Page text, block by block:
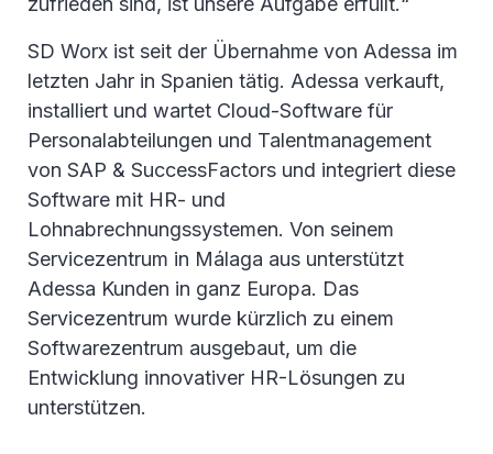
SD Worx ist seit der Übernahme von Adessa im
letzten Jahr in Spanien tätig. Adessa verkauft,
installiert und wartet Cloud-Software für
Personalabteilungen und Talentmanagement
von SAP & SuccessFactors und integriert diese
Software mit HR- und
Lohnabrechnungssystemen. Von seinem
Servicezentrum in Málaga aus unterstützt
Adessa Kunden in ganz Europa. Das
Servicezentrum wurde kürzlich zu einem
Softwarezentrum ausgebaut, um die
Entwicklung innovativer HR-Lösungen zu
unterstützen.